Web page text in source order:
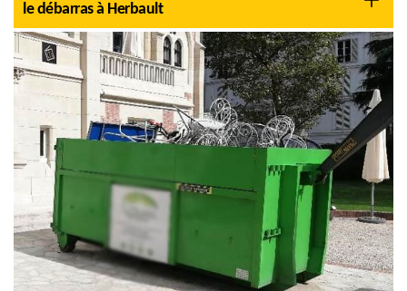
le débarras à Herbault